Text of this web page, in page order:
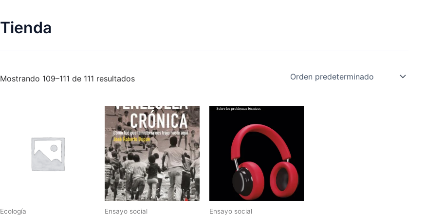
Tienda
Mostrando 109–111 de 111 resultados
Ecología Ensayo social Ensayo social